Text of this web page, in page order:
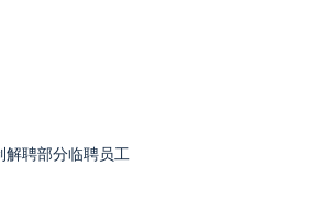
解聘部分临聘员工